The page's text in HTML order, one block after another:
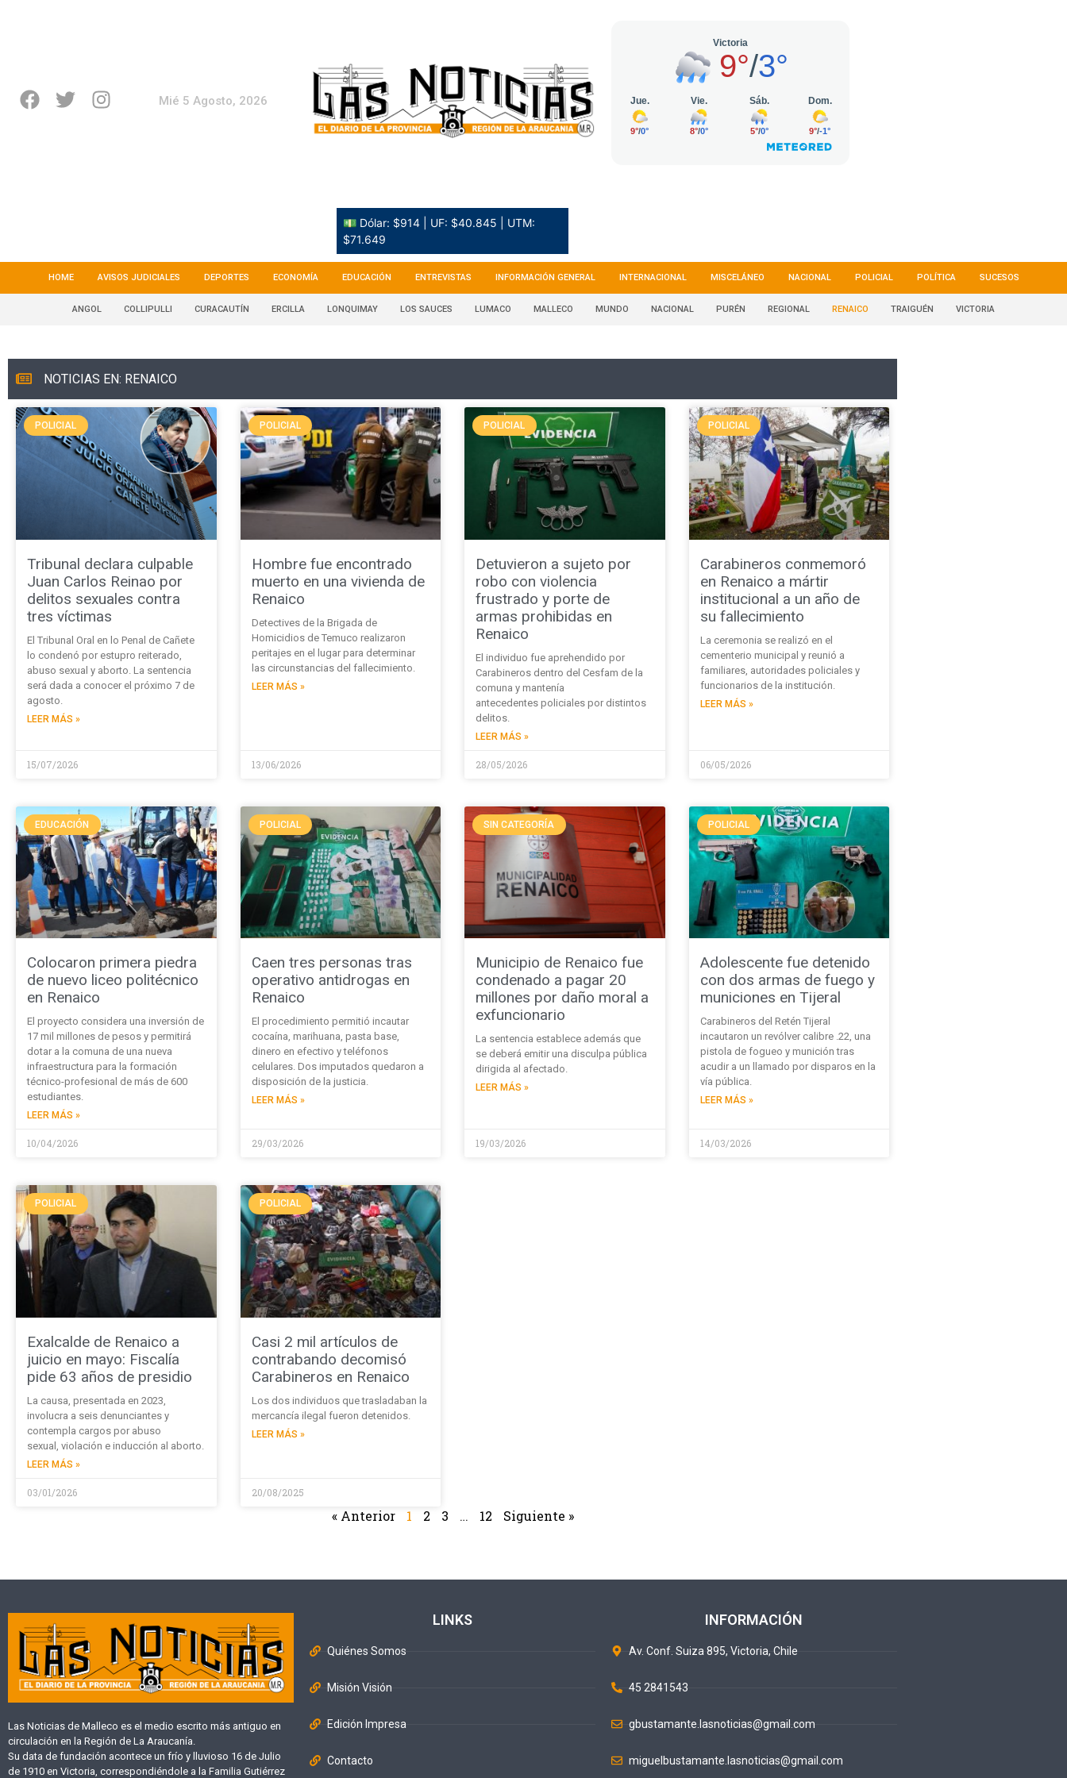
Mié 5 Agosto, 2026
💵 Dólar: $914 | UF: $40.845 | UTM:
$71.649
HOME AVISOS JUDICIALES DEPORTES ECONOMÍA EDUCACIÓN ENTREVISTAS INFORMACIÓN GENERAL INTERNACIONAL MISCELÁNEO NACIONAL POLICIAL POLÍTICA SUCESOS
ANGOL COLLIPULLI CURACAUTÍN ERCILLA LONQUIMAY LOS SAUCES LUMACO MALLECO MUNDO NACIONAL PURÉN REGIONAL RENAICO TRAIGUÉN VICTORIA
NOTICIAS EN: RENAICO
POLICIAL
Tribunal declara culpable
Juan Carlos Reinao por
delitos sexuales contra
tres víctimas
El Tribunal Oral en lo Penal de Cañete
lo condenó por estupro reiterado,
abuso sexual y aborto. La sentencia
será dada a conocer el próximo 7 de
agosto.
LEER MÁS »
15/07/2026
POLICIAL
Hombre fue encontrado
muerto en una vivienda de
Renaico
Detectives de la Brigada de
Homicidios de Temuco realizaron
peritajes en el lugar para determinar
las circunstancias del fallecimiento.
LEER MÁS »
13/06/2026
POLICIAL
Detuvieron a sujeto por
robo con violencia
frustrado y porte de
armas prohibidas en
Renaico
El individuo fue aprehendido por
Carabineros dentro del Cesfam de la
comuna y mantenía
antecedentes policiales por distintos
delitos.
LEER MÁS »
28/05/2026
POLICIAL
Carabineros conmemoró
en Renaico a mártir
institucional a un año de
su fallecimiento
La ceremonia se realizó en el
cementerio municipal y reunió a
familiares, autoridades policiales y
funcionarios de la institución.
LEER MÁS »
06/05/2026
EDUCACIÓN
Colocaron primera piedra
de nuevo liceo politécnico
en Renaico
El proyecto considera una inversión de
17 mil millones de pesos y permitirá
dotar a la comuna de una nueva
infraestructura para la formación
técnico-profesional de más de 600
estudiantes.
LEER MÁS »
10/04/2026
POLICIAL
Caen tres personas tras
operativo antidrogas en
Renaico
El procedimiento permitió incautar
cocaína, marihuana, pasta base,
dinero en efectivo y teléfonos
celulares. Dos imputados quedaron a
disposición de la justicia.
LEER MÁS »
29/03/2026
SIN CATEGORÍA
Municipio de Renaico fue
condenado a pagar 20
millones por daño moral a
exfuncionario
La sentencia establece además que
se deberá emitir una disculpa pública
dirigida al afectado.
LEER MÁS »
19/03/2026
POLICIAL
Adolescente fue detenido
con dos armas de fuego y
municiones en Tijeral
Carabineros del Retén Tijeral
incautaron un revólver calibre .22, una
pistola de fogueo y munición tras
acudir a un llamado por disparos en la
vía pública.
LEER MÁS »
14/03/2026
POLICIAL
Exalcalde de Renaico a
juicio en mayo: Fiscalía
pide 63 años de presidio
La causa, presentada en 2023,
involucra a seis denunciantes y
contempla cargos por abuso
sexual, violación e inducción al aborto.
LEER MÁS »
03/01/2026
POLICIAL
Casi 2 mil artículos de
contrabando decomisó
Carabineros en Renaico
Los dos individuos que trasladaban la
mercancía ilegal fueron detenidos.
LEER MÁS »
20/08/2025
« Anterior 1 2 3 … 12 Siguiente »
Las Noticias de Malleco es el medio escrito más antiguo en
circulación en la Región de La Araucanía.
Su data de fundación acontece un frío y lluvioso 16 de Julio
de 1910 en Victoria, correspondiéndole a la Familia Gutiérrez
LINKS
Quiénes Somos
Misión Visión
Edición Impresa
Contacto
INFORMACIÓN
Av. Conf. Suiza 895, Victoria, Chile
45 2841543
gbustamante.lasnoticias@gmail.com
miguelbustamante.lasnoticias@gmail.com